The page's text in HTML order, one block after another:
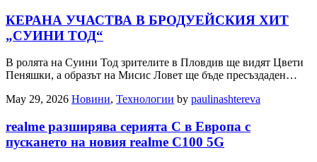
КЕРАНА УЧАСТВА В БРОДУЕЙСКИЯ ХИТ
„СУИНИ ТОД“
В ролята на Суини Тод зрителите в Пловдив ще видят Цвети
Пеняшки, а образът на Мисис Ловет ще бъде пресъздаден…
May 29, 2026 Новини, Технологии by paulinashtereva
realme разширява серията C в Европа с
пускането на новия realme C100 5G